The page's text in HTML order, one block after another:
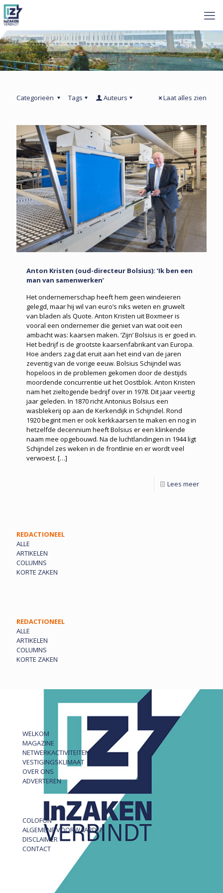
Categorieën Tags Auteurs Laat alles zien
Anton Kristen (oud-directeur Bolsius): ‘Ik ben een
man van samenwerken’
Het ondernemerschap heeft hem geen windeieren
gelegd, maar hij wil van euro’s niks weten en gruwelt
van bladen als Quote. Anton Kristen uit Boxmeer is
vooral een ondernemer die geniet van wat ooit een
ambacht was: kaarsen maken. ‘Zijn’ Bolsius is er goed in.
Het bedrijf is de grootste kaarsenfabrikant van Europa.
Hoe anders zag dat eruit aan het eind van de jaren
zeventig van de vorige eeuw. Bolsius Schijndel was
hopeloos in de problemen gekomen door de destijds
moordende concurrentie uit het Oostblok. Anton Kristen
nam het zieltogende bedrijf over in 1978. Dit jaar veertig
jaar geleden. In 1870 richt Antonius Bolsius een
wasblekerij op aan de Kerkendijk in Schijndel. Rond
1920 begint men er ook kerkkaarsen te maken en nog in
hetzelfde decennium heeft Bolsius er een klinkende
naam mee opgebouwd. Na de luchtlandingen in 1944 ligt
Schijndel zes weken in de frontlinie en er wordt veel
verwoest. […]
Lees meer
REDACTIONEEL
ALLE
ARTIKELEN
COLUMNS
KORTE ZAKEN
REDACTIONEEL
ALLE
ARTIKELEN
COLUMNS
KORTE ZAKEN
WELKOM
MAGAZINE
NETWERKACTIVITEITEN
VESTIGINGSKLIMAAT
OVER ONS
ADVERTEREN
COLOFON
ALGEMENE VOORWAARDEN
DISCLAIMER
CONTACT